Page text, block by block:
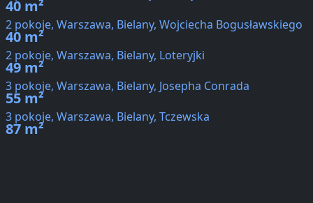
40 m²
2 pokoje, Warszawa, Bielany, Wojciecha Bogusławskiego
40 m²
2 pokoje, Warszawa, Bielany, Loteryjki
49 m²
3 pokoje, Warszawa, Bielany, Josepha Conrada
55 m²
3 pokoje, Warszawa, Bielany, Tczewska
87 m²